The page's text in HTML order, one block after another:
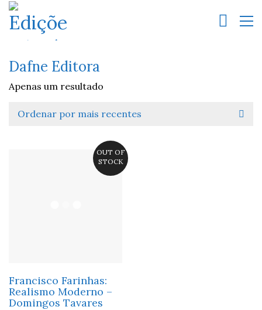
Dafne Editora
Apenas um resultado
Ordenar por mais recentes
OUT OF
STOCK
Francisco Farinhas:
Realismo Moderno –
Domingos Tavares